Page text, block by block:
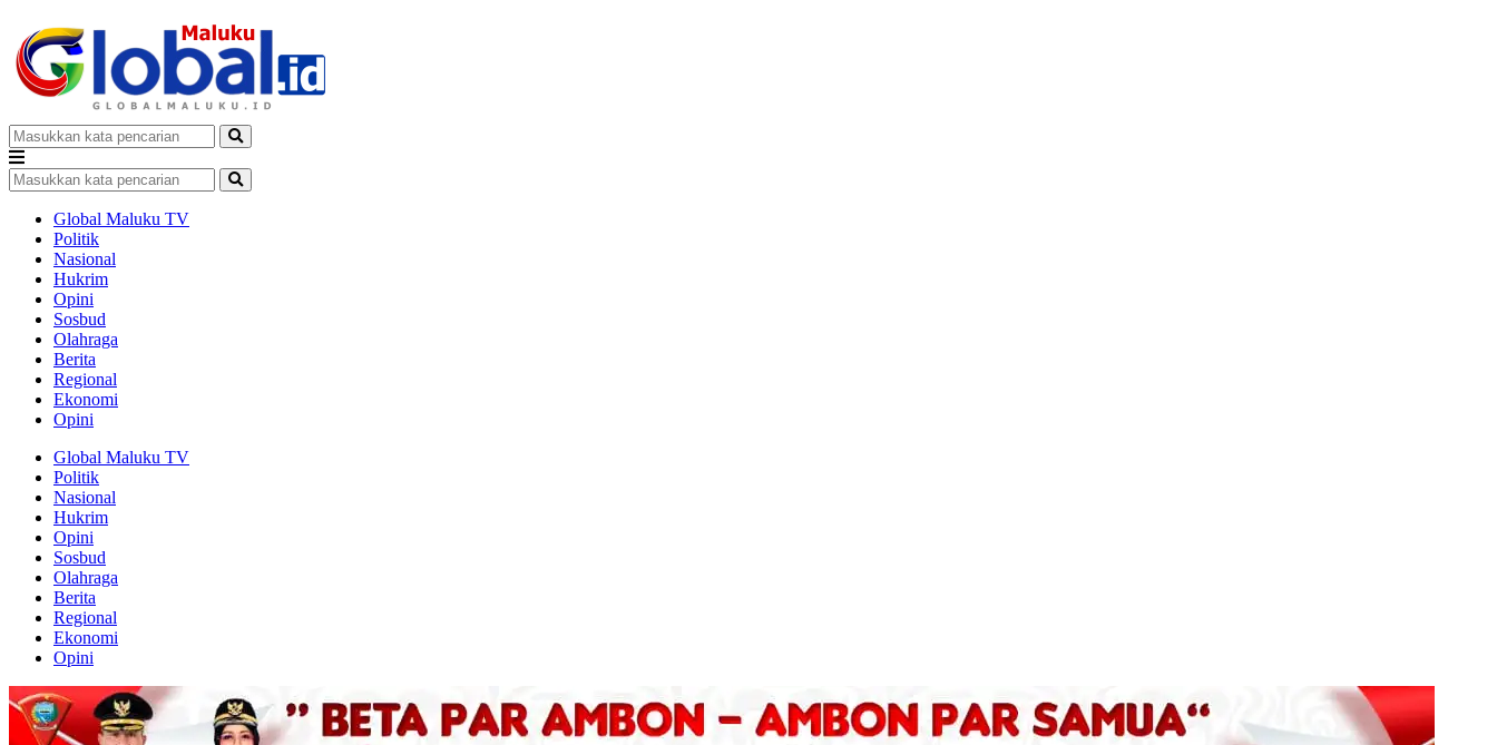
Global Maluku TV
Politik
Nasional
Hukrim
Opini
Sosbud
Olahraga
Berita
Regional
Ekonomi
Opini
Global Maluku TV
Politik
Nasional
Hukrim
Opini
Sosbud
Olahraga
Berita
Regional
Ekonomi
Opini